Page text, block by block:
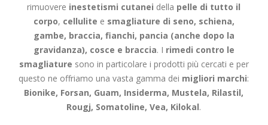
rimuovere inestetismi cutanei della pelle di tutto il
corpo, cellulite e smagliature di seno, schiena,
gambe, braccia, fianchi, pancia (anche dopo la
gravidanza), cosce e braccia. I rimedi contro le
smagliature sono in particolare i prodotti più cercati e per
questo ne offriamo una vasta gamma dei migliori marchi:
Bionike, Forsan, Guam, Insiderma, Mustela, Rilastil,
Rougj, Somatoline, Vea, Kilokal.